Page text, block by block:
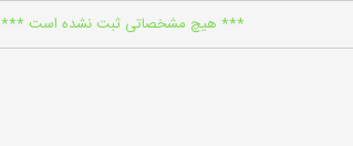
*** هیچ مشخصاتی ثبت نشده است ***